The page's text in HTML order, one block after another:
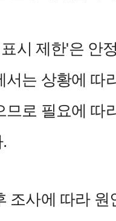
시 제한'은 안
서는 상황에 따
므로 필요에 따
조사에 따라